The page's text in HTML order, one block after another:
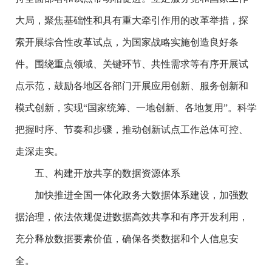
大局，聚焦基础性和具有重大牵引作用的改革举措，探
索开展综合性改革试点，为国家战略实施创造良好条
件。围绕重点领域、关键环节、共性需求等有序开展试
点示范，鼓励各地区各部门开展应用创新、服务创新和
模式创新，实现“国家统筹、一地创新、各地复用”。科学
把握时序、节奏和步骤，推动创新试点工作总体可控、
走深走实。
五、构建开放共享的数据资源体系
加快推进全国一体化政务大数据体系建设，加强数
据治理，依法依规促进数据高效共享和有序开发利用，
充分释放数据要素价值，确保各类数据和个人信息安
全。